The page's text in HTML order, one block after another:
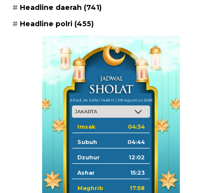
Headline daerah (741)
Headline polri (455)
Ahad, 24 Safar 1448 H / 09 Agustus 2026
Imsak 04:34
Subuh 04:44
Dzuhur 12:02
Ashar 15:23
Maghrib 17:58